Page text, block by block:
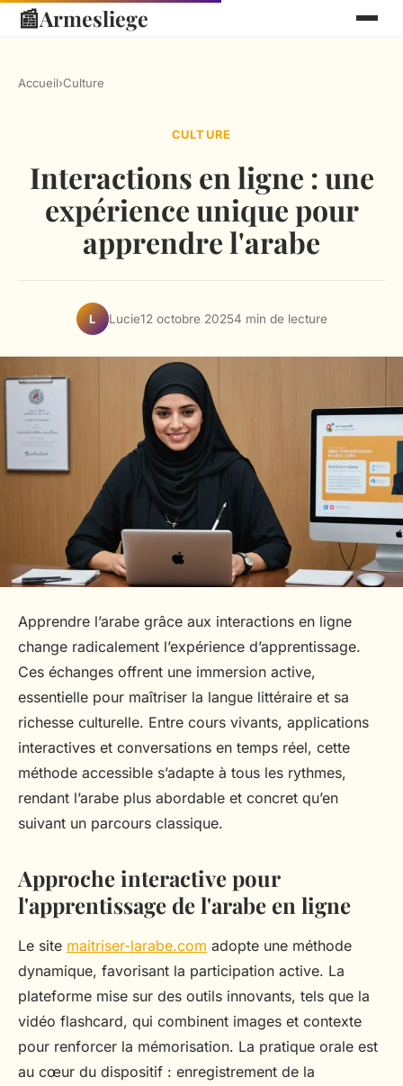
📰Armesliege
Accueil›Culture
CULTURE
Interactions en ligne : une
expérience unique pour
apprendre l'arabe
L Lucie12 octobre 20254 min de lecture
Apprendre l’arabe grâce aux interactions en ligne
change radicalement l’expérience d’apprentissage.
Ces échanges offrent une immersion active,
essentielle pour maîtriser la langue littéraire et sa
richesse culturelle. Entre cours vivants, applications
interactives et conversations en temps réel, cette
méthode accessible s’adapte à tous les rythmes,
rendant l’arabe plus abordable et concret qu’en
suivant un parcours classique.
Approche interactive pour
l'apprentissage de l'arabe en ligne
Le site maitriser-larabe.com adopte une méthode
dynamique, favorisant la participation active. La
plateforme mise sur des outils innovants, tels que la
vidéo flashcard, qui combinent images et contexte
pour renforcer la mémorisation. La pratique orale est
au cœur du dispositif : enregistrement de la